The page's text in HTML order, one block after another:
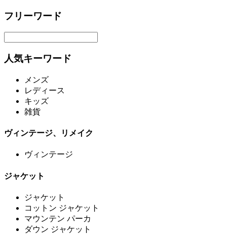
フリーワード
人気キーワード
メンズ
レディース
キッズ
雑貨
ヴィンテージ、リメイク
ヴィンテージ
ジャケット
ジャケット
コットン ジャケット
マウンテン パーカ
ダウン ジャケット